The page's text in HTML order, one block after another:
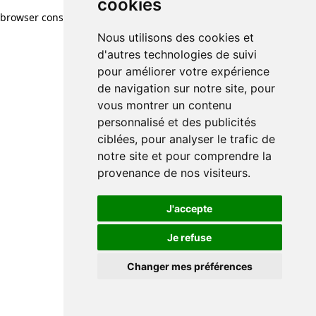
cookies
Nous utilisons des cookies et
d'autres technologies de suivi
pour améliorer votre expérience
de navigation sur notre site, pour
vous montrer un contenu
personnalisé et des publicités
ciblées, pour analyser le trafic de
notre site et pour comprendre la
provenance de nos visiteurs.
J'accepte
Je refuse
Changer mes préférences
browser console for more information)